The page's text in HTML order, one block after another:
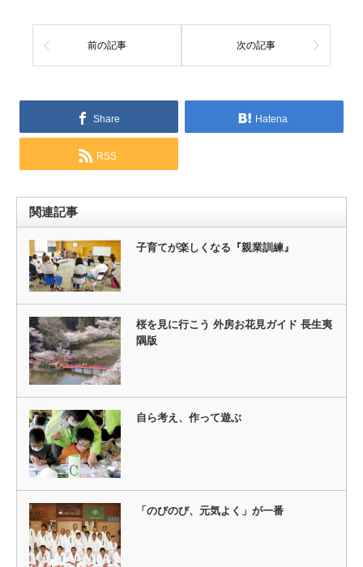
前の記事 次の記事
Share Hatena
RSS
関連記事
子育てが楽しくなる『親業訓練』
桜を見に行こう 外房お花見ガイド 長生夷
隅版
自ら考え、作って遊ぶ
「のびのび、元気よく」が一番